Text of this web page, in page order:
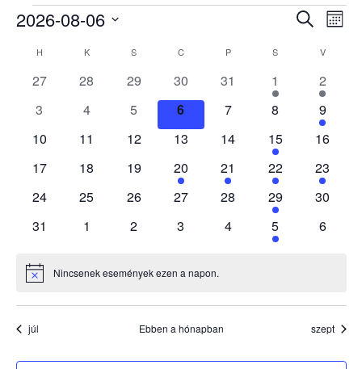
Események
nézet
Keresett
2026-08-06
kiválasztása.
Események
naptár
H KKEDD S CCSÜTÖRTÖK
PPÉNTEK S SZOMBATV
0
27
0
28
0
események
29
0
események
30
0
események
31
1
esemény
1
1
2
0
3
0
4
0
események
5
0
események
6
0
7
0
események
8
1
9
0
10
0
11
0
12
0
13
0
események
14
1
esemény
15
0
16
0
17
0
18
0
események
19
1
esemény
20
1
esemény
21
1
esemény
22
1
23
0
24
0
25
0
26
0
27
0
események
28
1
esemény
29
0
30
0
31
0
1
0
2
0
3
0
események
4
1
esemény
5
0
6
Notice Nincsenek események ezen a napon.
júl Ebben a hónapban szept